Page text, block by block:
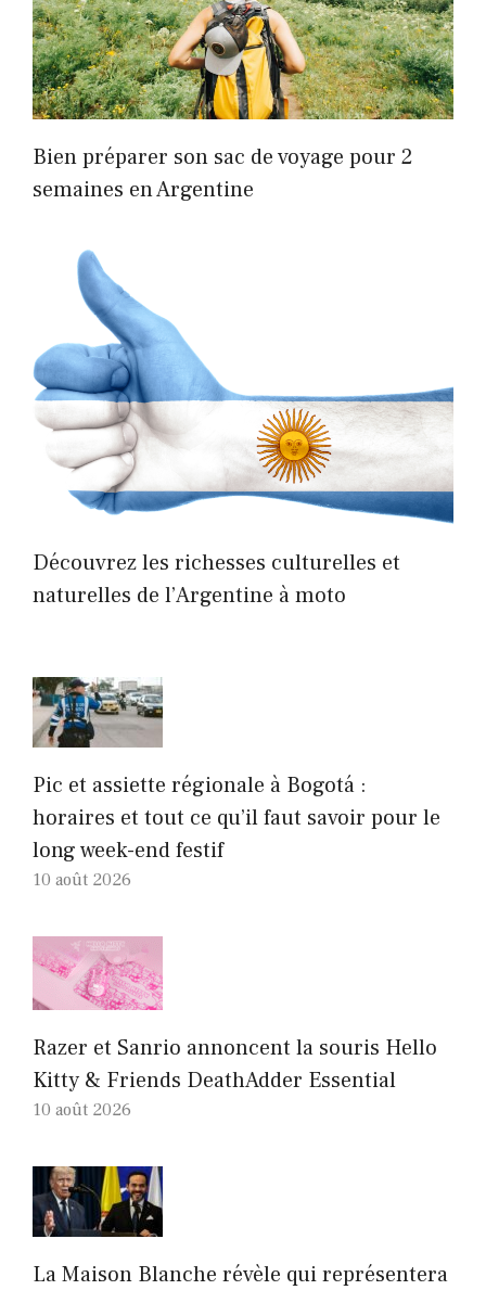
Bien préparer son sac de voyage pour 2
semaines en Argentine
Découvrez les richesses culturelles et
naturelles de l’Argentine à moto
Pic et assiette régionale à Bogotá :
horaires et tout ce qu’il faut savoir pour le
long week-end festif
10 août 2026
Razer et Sanrio annoncent la souris Hello
Kitty & Friends DeathAdder Essential
10 août 2026
La Maison Blanche révèle qui représentera